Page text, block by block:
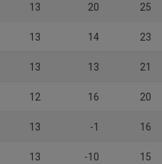
13 20 25
13 14 23
13 13 21
12 16 20
13 -1 16
13 -10 15